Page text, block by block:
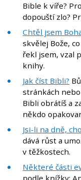
Bible k víře?
dopouští zlo?
Chtěl jsem
skvělej Bože,
řekl jsem, vzal
knihy.
Jak číst Bibli?
stránkách
Bibli obrátíš a
někdo
Jsi-li na dně,
dává růst a
v těžkostech.
Některé části
podle knížky: